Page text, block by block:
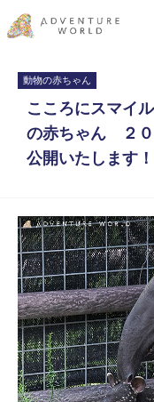
動物の赤ちゃん
こころにスマイ
の赤ちゃん ２０
公開いたします！